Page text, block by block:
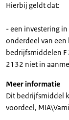
Hierbij geldt dat:
- een investering
onderdeel van een
bedrijfsmiddelen
2132 niet in
Meer informatie
Dit bedrijfsmiddel
voordeel,